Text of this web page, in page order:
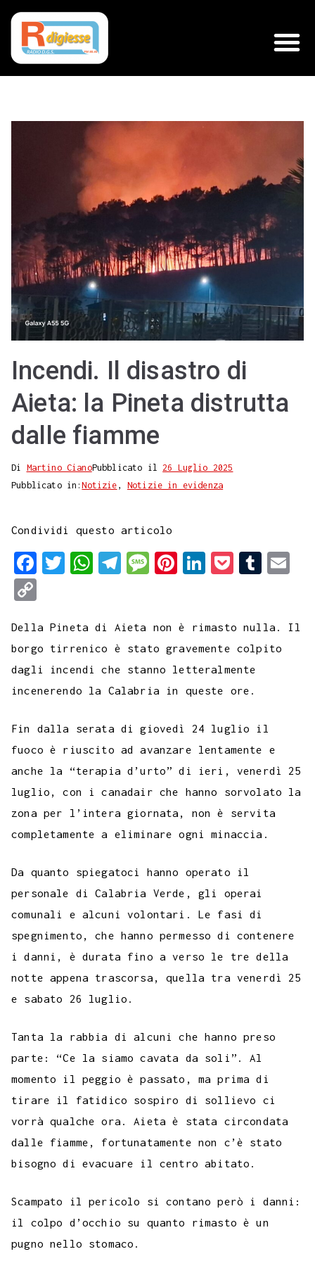
Incendi. Il disastro di
Aieta: la Pineta distrutta
dalle fiamme
Di Martino CianoPubblicato il26 Luglio 2025
Pubblicato in:Notizie , Notizie in evidenza
Condividi questo articolo
F
e
b
o
o
k
T
t
t
e
r
W
t
s
A
p
p
T
e
g
r
a
m
M
s
a
g
e
P
t
e
r
e
s
t
L
k
e
d
I
n
k
e
t
T
b
l
i
p
y
L
i
n
k
Della Pineta di Aieta non è rimasto nulla. Il
borgo tirrenico è stato gravemente colpito
dagli incendi che stanno letteralmente
incenerendo la Calabria in queste ore.
Fin dalla serata di giovedì 24 luglio il
fuoco è riuscito ad avanzare lentamente e
anche la “terapia d’urto” di ieri, venerdì 25
luglio, con i canadair che hanno sorvolato la
zona per l’intera giornata, non è servita
completamente a eliminare ogni minaccia.
Da quanto spiegatoci hanno operato il
personale di Calabria Verde, gli operai
comunali e alcuni volontari. Le fasi di
spegnimento, che hanno permesso di contenere
i danni, è durata fino a verso le tre della
notte appena trascorsa, quella tra venerdì 25
e sabato 26 luglio.
Tanta la rabbia di alcuni che hanno preso
parte: “Ce la siamo cavata da soli”. Al
momento il peggio è passato, ma prima di
tirare il fatidico sospiro di sollievo ci
vorrà qualche ora. Aieta è stata circondata
dalle fiamme, fortunatamente non c’è stato
bisogno di evacuare il centro abitato.
Scampato il pericolo si contano però i danni:
il colpo d’occhio su quanto rimasto è un
pugno nello stomaco.